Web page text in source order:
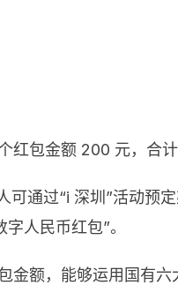
包金额 200 元，合计
可通过“i 深圳”活动预
人民币红包”。
金额，能够运用国有